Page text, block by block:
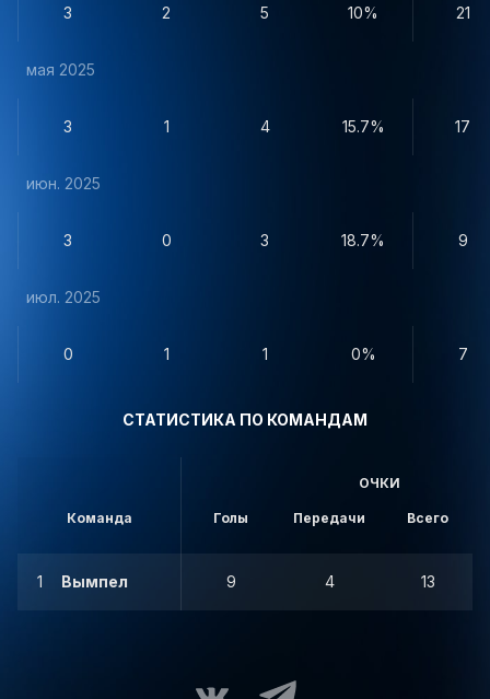
3 2 5 10% 21
мая 2025
3 1 4 15.7% 17
июн. 2025
3 0 3 18.7% 9
июл. 2025
0 1 1 0% 7
СТАТИСТИКА ПО КОМАНДАМ
Команда
ОЧКИ
Голы Передачи Всего
1 Вымпел 9 4 13